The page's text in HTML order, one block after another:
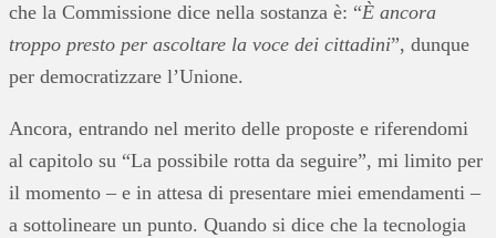
che la Commissione dice nella sostanza è: “È ancora
troppo presto per ascoltare la voce dei cittadini”, dunque
per democratizzare l’Unione.
Ancora, entrando nel merito delle proposte e riferendomi
al capitolo su “La possibile rotta da seguire”, mi limito per
il momento – e in attesa di presentare miei emendamenti –
a sottolineare un punto. Quando si dice che la tecnologia